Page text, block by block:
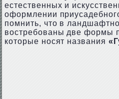
естественных и
оформлении
помнить, что в
востребованы две формы
которые носят названия